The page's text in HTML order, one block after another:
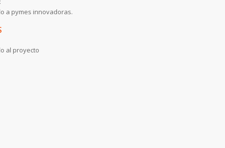
a pymes innovadoras.
al proyecto